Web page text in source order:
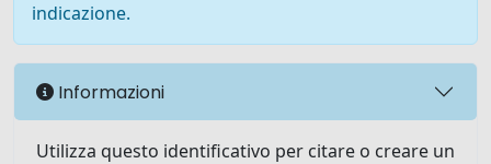
indicazione.
Informazioni
Utilizza questo identificativo per citare o creare un